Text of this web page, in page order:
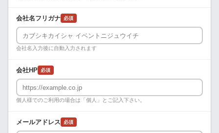
会社名フリガナ 必須
会社名入力後に自動入力されます
会社HP 必須
個人様でのご利用の場合は「個人」とご記入下さい。
メールアドレス 必須